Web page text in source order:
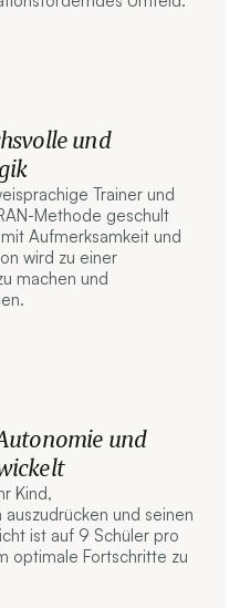
und
Trainer und
Methode geschult
Aufmerksamkeit und
wird zu einer
machen und
und
Kind,
und seinen
ist auf 9 Schüler pro
optimale Fortschritte zu